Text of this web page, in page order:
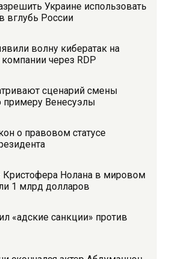
Украине использовать
вглубь России
волну кибератак на
через RDP
сценарий смены
примеру Венесуэлы
о правовом статусе
Нолана в мировом
1 млрд долларов
«адские санкции» против